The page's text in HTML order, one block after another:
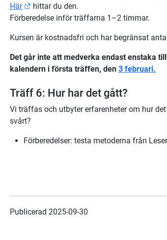
Här
Länk till annan webbplats.
hittar du den.
Förberedelse inför träffarna 1–2 timmar.
Kursen är kostnadsfri och har begränsat
Det går inte att medverka endast enstaka
kalendern i första träffen, den 3 februari.
Träff 6: Hur har det gått?
Vi träffas och utbyter erfarenheter om hur
svårt?
Förberedelser: testa metoderna från
Publicerad 2025-09-30